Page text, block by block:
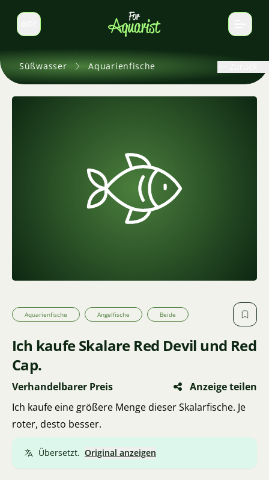
Sprache wechseln
Süßwasser Aquarienfische
Aquarienfische Angelfische Beide
Ich kaufe Skalare Red Devil und Red
Cap.
Verhandelbarer Preis
Anzeige teilen
Ich kaufe eine größere Menge dieser Skalarfische. Je
roter, desto besser.
Übersetzt. Original anzeigen